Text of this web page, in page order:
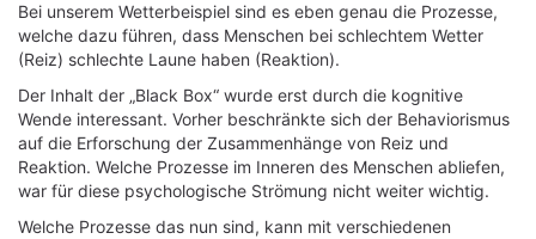
Bei unserem Wetterbeispiel sind es eben genau die Prozesse,
welche dazu führen, dass Menschen bei schlechtem Wetter
(Reiz) schlechte Laune haben (Reaktion).
Der Inhalt der „Black Box“ wurde erst durch die kognitive
Wende interessant. Vorher beschränkte sich der Behaviorismus
auf die Erforschung der Zusammenhänge von Reiz und
Reaktion. Welche Prozesse im Inneren des Menschen abliefen,
war für diese psychologische Strömung nicht weiter wichtig.
Welche Prozesse das nun sind, kann mit verschiedenen